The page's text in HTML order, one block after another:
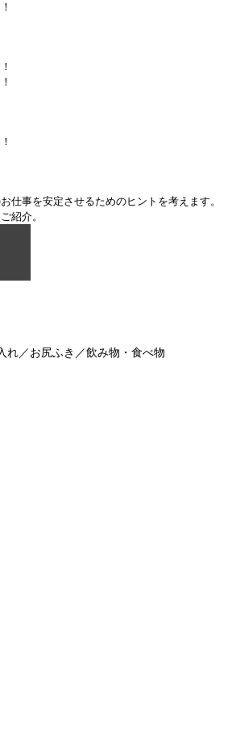
仕事を安定させるためのヒントを考えます。
紹介。
れ／お尻ふき／飲み物・食べ物